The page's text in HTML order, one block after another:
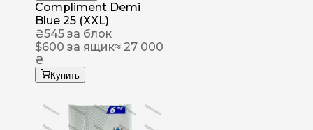
Compliment Demi
Blue 25 (XXL)
₴545 за блок
$600 за ящик≈ 27 000
₴
Купить